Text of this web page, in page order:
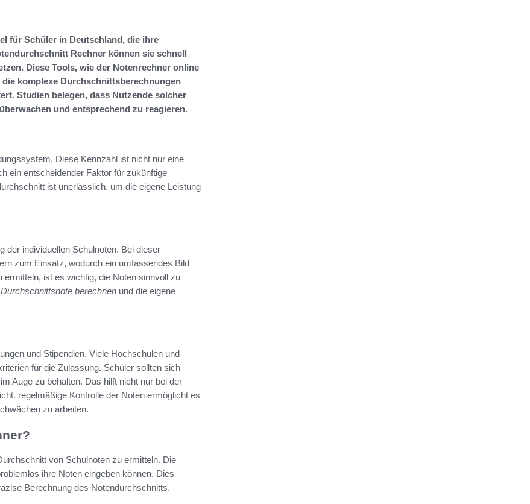
für Schüler in Deutschland, die ihre
Rechner können sie schnell
Diese Tools, wie der Notenrechner online
komplexe Durchschnittsberechnungen
Studien belegen, dass Nutzende solcher
und entsprechend zu reagieren.
Diese Kennzahl ist nicht nur eine
ein entscheidender Faktor für zukünftige
ist unerlässlich, um die eigene Leistung
der individuellen Schulnoten. Bei dieser
zum Einsatz, wodurch ein umfassendes Bild
ist es wichtig, die Noten sinnvoll zu
Durchschnittsnote berechnen und die eigene
und Stipendien. Viele Hochschulen und
für die Zulassung. Schüler sollten sich
Auge zu behalten. Das hilft nicht nur bei der
regelmäßige Kontrolle der Noten ermöglicht es
zu arbeiten.
von Schulnoten zu ermitteln. Die
ihre Noten eingeben können. Dies
Berechnung des Notendurchschnitts.